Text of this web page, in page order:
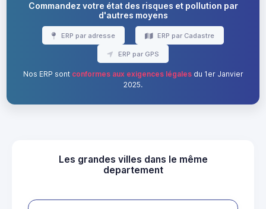
Commandez votre état des risques et pollution par
d'autres moyens
ERP par adresse ERP par Cadastre
ERP par GPS
Nos ERP sont conformes aux exigences légalesdu 1er Janvier
2025.
Les grandes villes dans le même
departement